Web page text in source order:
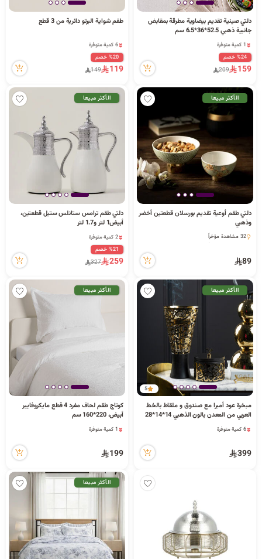
دلتي صينية تقديم بيضاوية مطرقة بمقابض
جانبية ذهبي 52.5*36*6.5 سم
1 كمية متوفرة
72 مشاهدة مؤخراً
1 كمية متوفرة
%24 خصم
159
209
طقم شواية البرتو دائرية من 3 قطع
6 كمية متوفرة
6 كمية متوفرة
27 مشاهدة مؤخراً%20 خصم
119
149
الأكثر مبيعا
دلتي طقم أوعية تقديم بورسلان قطعتين أخضر
وذهبي
32 مشاهدة مؤخراً
89
الأكثر مبيعا
دلتي طقم ترامس ستانلس ستيل قطعتين،
أبيض1 لتر و1.7 لتر
3 قطعة بيعت مؤخراً
64 مشاهدة مؤخراً
2 كمية متوفرة
3 قطعة بيعت مؤخراً
64 مشاهدة مؤخراً
%21 خصم
259
327
الأكثر مبيعا
5
مبخرة عود أمبرا مع صندوق و ملقاط بالخط
العربي من المعدن بالون الذهبي 14*14*28
سم
1 قطعة بيعت مؤخراً
70 مشاهدة مؤخراً
6 كمية متوفرة
70 مشاهدة مؤخراً
399
الأكثر مبيعا
كوتاج طقم لحاف مفرد 4 قطع مايكروفايبر
أبيض، 220*160 سم
1 كمية متوفرة
165 مشاهدة مؤخراً
1 كمية متوفرة
199
الأكثر مبيعا